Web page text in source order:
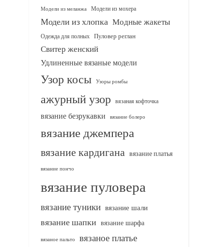
Модели из меланжа Модели из мохера
Модели из хлопка Модные жакеты
Одежда для полных Пуловер реглан
Свитер женский
Удлиненные вязаные модели
Узор косы Узоры ромбы
ажурный узор вязаная кофточка
вязание безрукавки вязание болеро
вязание джемпера
вязание кардигана вязание платья
вязание пончо
вязание пуловера
вязание туники вязание шали
вязание шапки вязание шарфа
вязаное пальто вязаное платье